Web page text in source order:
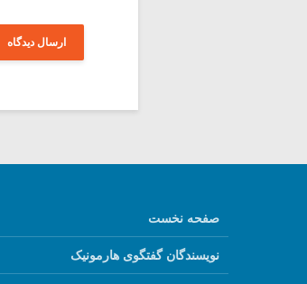
صفحه نخست
نویسندگان گفتگوی هارمونیک